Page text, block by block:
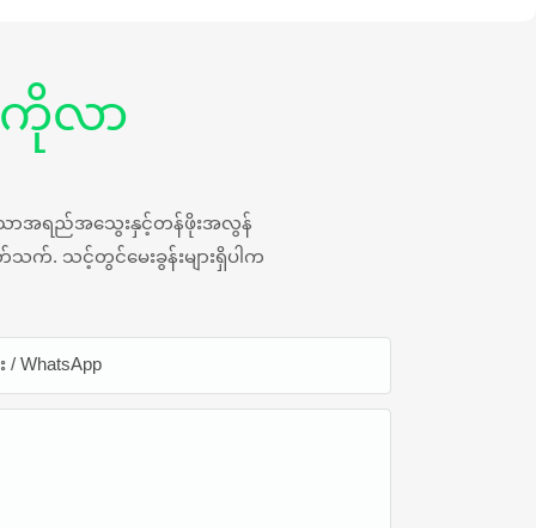
ကိုလာ
ာအရည်အသွေးနှင့်တန်ဖိုးအလွန်
. သင့်တွင်မေးခွန်းများရှိပါက
/ WhatsApp